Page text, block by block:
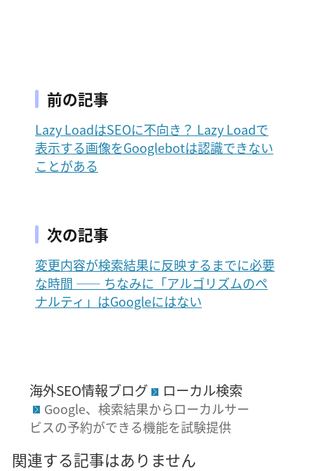
前の記事
Lazy LoadはSEOに不向き？ Lazy Loadで
表示する画像をGooglebotは認識できない
ことがある
次の記事
変更内容が検索結果に反映するまでに必要
な時間 ―― ちなみに「アルゴリズムのペ
ナルティ」はGoogleにはない
海外SEO情報ブログ ローカル検索
Google、検索結果からローカルサー
ビスの予約ができる機能を試験提供
関連する記事はありません